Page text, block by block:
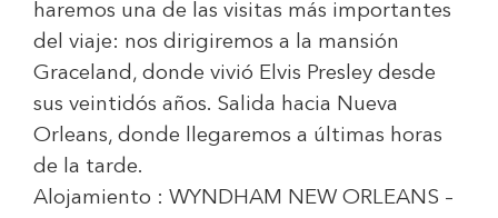
haremos una de las visitas más importantes
del viaje: nos dirigiremos a la mansión
Graceland, donde vivió Elvis Presley desde
sus veintidós años. Salida hacia Nueva
Orleans, donde llegaremos a últimas horas
de la tarde.
Alojamiento : WYNDHAM NEW ORLEANS –